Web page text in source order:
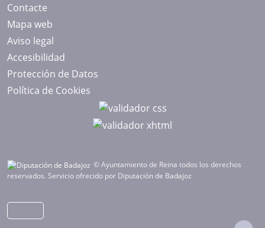
Contacte
Mapa web
Aviso legal
Accesibilidad
Protección de Datos
Política de Cookies
© Ayuntamiento de Reina todos los derechos
reservados. Servicio ofrecido por Diputación de Badajoz